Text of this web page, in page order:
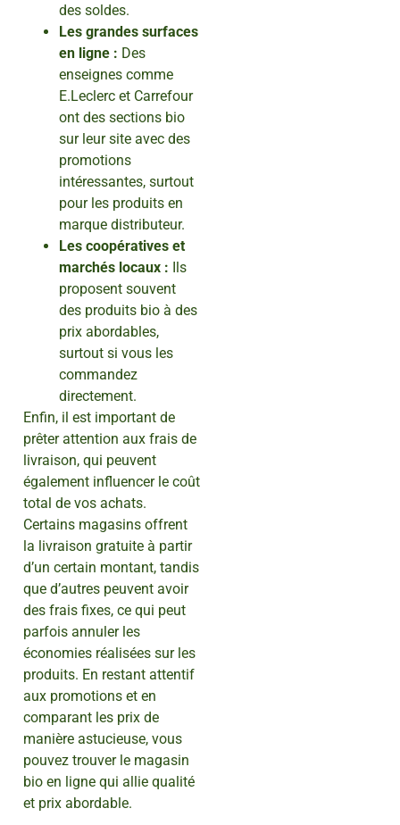
des soldes.
Les grandes surfaces
en ligne : Des
enseignes comme
E.Leclerc et Carrefour
ont des sections bio
sur leur site avec des
promotions
intéressantes, surtout
pour les produits en
marque distributeur.
Les coopératives et
marchés locaux : Ils
proposent souvent
des produits bio à des
prix abordables,
surtout si vous les
commandez
directement.
Enfin, il est important de
prêter attention aux frais de
livraison, qui peuvent
également influencer le coût
total de vos achats.
Certains magasins offrent
la livraison gratuite à partir
d’un certain montant, tandis
que d’autres peuvent avoir
des frais fixes, ce qui peut
parfois annuler les
économies réalisées sur les
produits. En restant attentif
aux promotions et en
comparant les prix de
manière astucieuse, vous
pouvez trouver le magasin
bio en ligne qui allie qualité
et prix abordable.